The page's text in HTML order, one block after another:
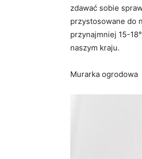
zdawać sobie
przystosowane do
przynajmniej 15-
naszym kraju.
Murarka ogrodowa